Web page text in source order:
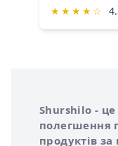
★ ★ ★ ★ ☆
Про сервіс
Shurshilo - це
полегшення
продуктів за